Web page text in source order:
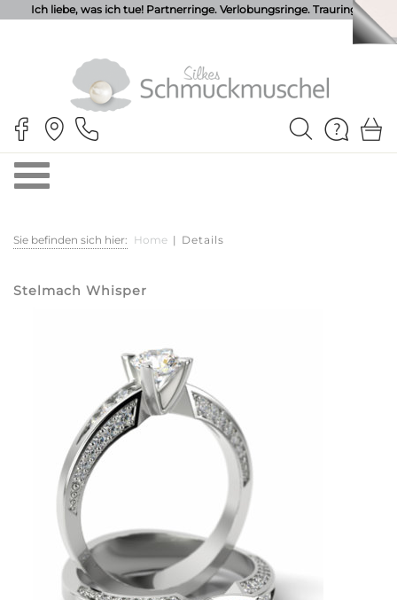
Ich liebe, was ich tue! Partnerringe. Verlobungsringe. Trauringe.
Sie befinden sich hier: Home | Details
Stelmach Whisper